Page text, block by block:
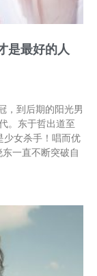
是最好的人
，到后期的阳光男
。东于哲出道至
少女杀手！唱而优
一直不断突破自